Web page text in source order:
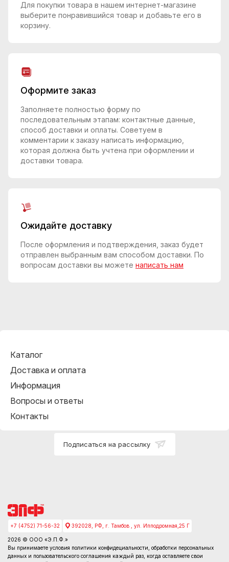
Для покупки товара в нашем интернет-магазине
выберите понравившийся товар и добавьте его в
корзину.
Оформите заказ
Заполняете полностью форму по
последовательным этапам: контактные данные,
способ доставки и оплаты. Советуем в
комментарии к заказу написать информацию,
которая должна быть учтена при оформлении и
доставки товара.
Ожидайте доставку
После оформления и подтверждения, заказ будет
отправлен выбранным вам способом доставки. По
вопросам доставки вы можете написать нам
Каталог
Доставка и оплата
Информация
Вопросы и ответы
Контакты
Подписаться на рассылку
+7 (4752) 71-56-32 392028, РФ, г. Тамбов , ул. Ипподромная,25 Г
2026 © ООО «Э.П.Ф.»
Вы принимаете условия политики конфидециальности , обработки персональных
данных и пользовательского соглашения каждый раз, когда оставляете свои